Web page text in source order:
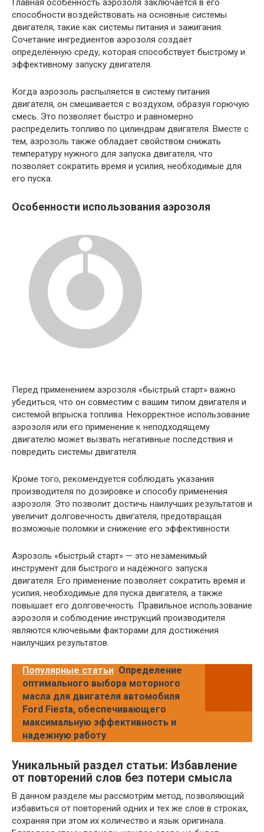
Главная особенность аэрозоля заключается в его
способности воздействовать на основные системы
двигателя, такие как системы питания и зажигания.
Сочетание ингредиентов аэрозоля создаёт
определённую среду, которая способствует быстрому и
эффективному запуску двигателя.
Когда аэрозоль распыляется в систему питания
двигателя, он смешивается с воздухом, образуя горючую
смесь. Это позволяет быстро и равномерно
распределить топливо по цилиндрам двигателя. Вместе с
тем, аэрозоль также обладает свойством снижать
температуру нужного для запуска двигателя, что
позволяет сократить время и усилия, необходимые для
его пуска.
Особенности использования аэрозоля
Перед применением аэрозоля «быстрый старт» важно
убедиться, что он совместим с вашим типом двигателя и
системой впрыска топлива. Некорректное использование
аэрозоля или его применение к неподходящему
двигателю может вызвать негативные последствия и
повредить системы двигателя.
Кроме того, рекомендуется соблюдать указания
производителя по дозировке и способу применения
аэрозоля. Это позволит достичь наилучших результатов и
увеличит долговечность двигателя, предотвращая
возможные поломки и снижение его эффективности.
Аэрозоль «быстрый старт» — это незаменимый
инструмент для быстрого и надёжного запуска
двигателя. Его применение позволяет сократить время и
усилия, необходимые для пуска двигателя, а также
повышает его долговечность. Правильное использование
аэрозоля и соблюдение инструкций производителя
являются ключевыми факторами для достижения
наилучших результатов.
Популярные статьи Определение
оптимального выбора моторного
масла для двигателя автомобиля
Ford Fiesta, обеспечивающего
максимальную эффективность и
надежную работу
Уникальный раздел статьи: Избавление
от повторений слов без потери смысла
В данном разделе мы рассмотрим метод, позволяющий
избавиться от повторений одних и тех же слов в строках,
сохраняя при этом их количество и язык оригинала.